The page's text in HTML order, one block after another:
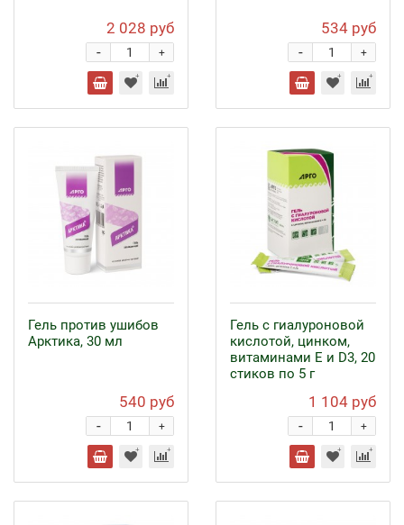
2 028 руб
+
-
534 руб
+
-
Гель против ушибов
Арктика, 30 мл
540 руб
+
-
Гель с гиалуроновой
кислотой, цинком,
витаминами Е и D3, 20
стиков по 5 г
1 104 руб
+
-